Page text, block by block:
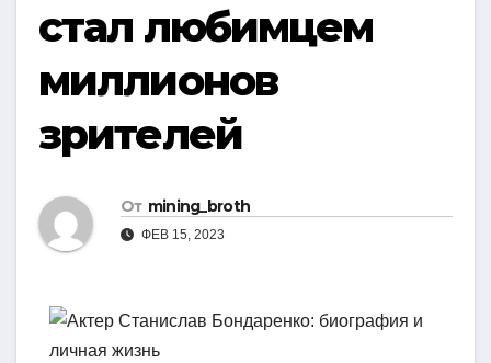
стал любимцем
миллионов
зрителей
От mining_broth
ФЕВ 15, 2023